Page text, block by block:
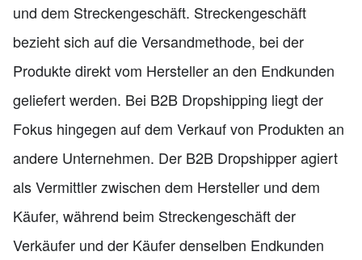
und dem Streckengeschäft. Streckengeschäft
bezieht sich auf die Versandmethode, bei der
Produkte direkt vom Hersteller an den Endkunden
geliefert werden. Bei B2B Dropshipping liegt der
Fokus hingegen auf dem Verkauf von Produkten an
andere Unternehmen. Der B2B Dropshipper agiert
als Vermittler zwischen dem Hersteller und dem
Käufer, während beim Streckengeschäft der
Verkäufer und der Käufer denselben Endkunden